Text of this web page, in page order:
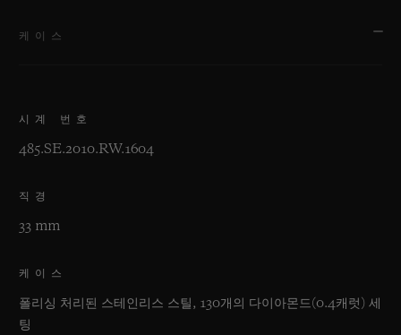
케이스
시계 번호
485.SE.2010.RW.1604
직경
33 mm
케이스
폴리싱 처리된 스테인리스 스틸, 130개의 다이아몬드(0.4캐럿) 세
팅